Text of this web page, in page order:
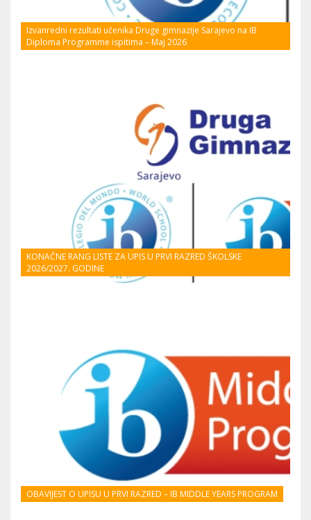
Izvanredni rezultati učenika Druge gimnazije Sarajevo na IB
Diploma Programme ispitima – Maj 2026
KONAČNE RANG LISTE ZA UPIS U PRVI RAZRED ŠKOLSKE
2026/2027. GODINE
OBAVIJEST O UPISU U PRVI RAZRED – IB MIDDLE YEARS PROGRAM